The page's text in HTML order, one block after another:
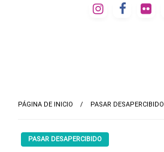
PÁGINA DE INICIO PASAR DESAPERCIBIDO
PASAR DESAPERCIBIDO